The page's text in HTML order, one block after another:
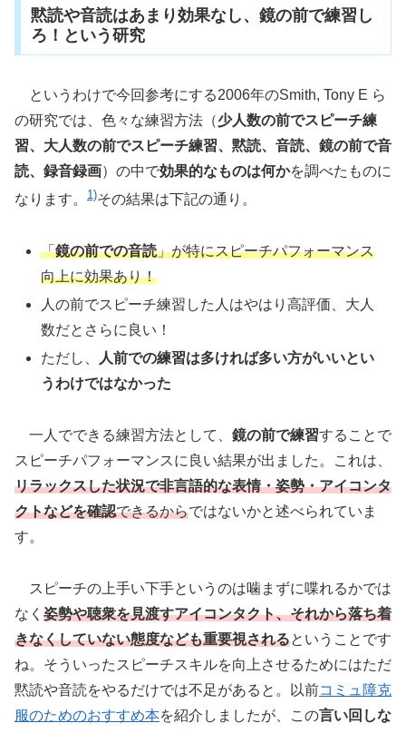
黙読や音読はあまり効果なし、鏡の前で練習し
ろ！という研究
というわけで今回参考にする2006年のSmith, Tony E ら
の研究では、色々な練習方法（少人数の前でスピーチ練
習、大人数の前でスピーチ練習、黙読、音読、鏡の前で音
読、録音録画）の中で効果的なものは何かを調べたものに
なります。
1)その結果は下記の通り。
「鏡の前での音読」が特にスピーチパフォーマンス
向上に効果あり！
人の前でスピーチ練習した人はやはり高評価、大人
数だとさらに良い！
ただし、
人前での練習は多ければ多い方がいいとい
うわけではなかった
一人でできる練習方法として、 鏡の前で練習することで
スピーチパフォーマンスに良い結果が出ました。これは、
リラックスした状況で非言語的な表情・姿勢・アイコンタ
クトなどを確認できるからではないかと述べられていま
す。
スピーチの上手い下手というのは噛まずに喋れるかでは
なく 姿勢や聴衆を見渡すアイコンタクト、それから落ち着
きなくしていない態度なども重要視されるということです
ね。そういったスピーチスキルを向上させるためにはただ
黙読や音読をやるだけでは不足があると。以前コミュ障克
服のためのおすすめ本を紹介しましたが、この言い回しな